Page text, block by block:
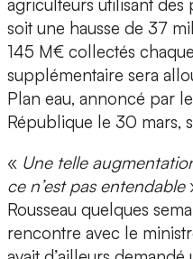
agriculteurs utilisant des
soit une hausse de 37
145 M€ collectés
supplémentaire sera
Plan eau, annoncé par
République le 30 mars,
« Une telle
ce n’est pas entendable
Rousseau quelques
rencontre avec le